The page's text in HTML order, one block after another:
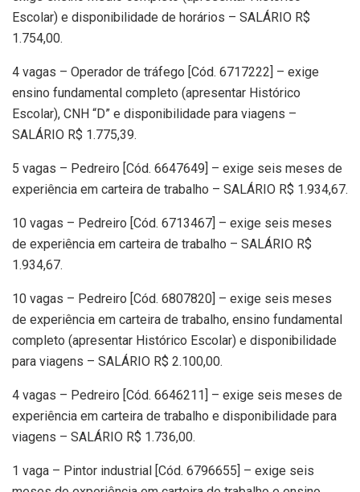
Escolar) e disponibilidade de horários – SALÁRIO R$
1.754,00.
4 vagas – Operador de tráfego [Cód. 6717222] – exige
ensino fundamental completo (apresentar Histórico
Escolar), CNH “D” e disponibilidade para viagens –
SALÁRIO R$ 1.775,39.
5 vagas – Pedreiro [Cód. 6647649] – exige seis meses de
experiência em carteira de trabalho – SALÁRIO R$ 1.934,67.
10 vagas – Pedreiro [Cód. 6713467] – exige seis meses
de experiência em carteira de trabalho – SALÁRIO R$
1.934,67.
10 vagas – Pedreiro [Cód. 6807820] – exige seis meses
de experiência em carteira de trabalho, ensino fundamental
completo (apresentar Histórico Escolar) e disponibilidade
para viagens – SALÁRIO R$ 2.100,00.
4 vagas – Pedreiro [Cód. 6646211] – exige seis meses de
experiência em carteira de trabalho e disponibilidade para
viagens – SALÁRIO R$ 1.736,00.
1 vaga – Pintor industrial [Cód. 6796655] – exige seis